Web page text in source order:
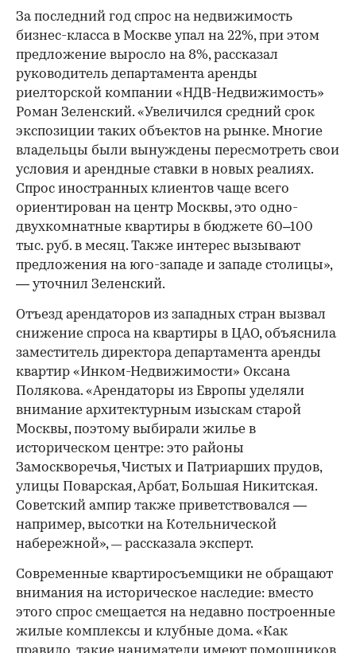
За последний год спрос на недвижимость
бизнес-класса в Москве упал на 22%, при этом
предложение выросло на 8%, рассказал
руководитель департамента аренды
риелторской компании «НДВ-Недвижимость»
Роман Зеленский. «Увеличился средний срок
экспозиции таких объектов на рынке. Многие
владельцы были вынуждены пересмотреть свои
условия и арендные ставки в новых реалиях.
Спрос иностранных клиентов чаще всего
ориентирован на центр Москвы, это одно-
двухкомнатные квартиры в бюджете 60–100
тыс. руб. в месяц. Также интерес вызывают
предложения на юго-западе и западе столицы»,
— уточнил Зеленский.
Отъезд арендаторов из западных стран вызвал
снижение спроса на квартиры в ЦАО, объяснила
заместитель директора департамента аренды
квартир «Инком-Недвижимости» Оксана
Полякова. «Арендаторы из Европы уделяли
внимание архитектурным изыскам старой
Москвы, поэтому выбирали жилье в
историческом центре: это районы
Замоскворечья, Чистых и Патриарших прудов,
улицы Поварская, Арбат, Большая Никитская.
Советский ампир также приветствовался —
например, высотки на Котельнической
набережной», — рассказала эксперт.
Современные квартиросъемщики не обращают
внимания на историческое наследие: вместо
этого спрос смещается на недавно построенные
жилые комплексы и клубные дома. «Как